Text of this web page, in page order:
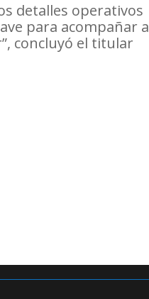
detalles operativos
para acompañar a
concluyó el titular